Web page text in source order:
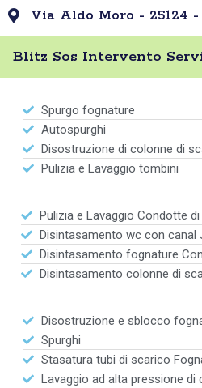
Via Aldo Moro - 25124
Blitz Sos Intervento
Spurgo fognature
Autospurghi
Disostruzione di colonne di
Pulizia e Lavaggio tombini
Pulizia e Lavaggio Condotte
Disintasamento wc con canal
Disintasamento fognature
Disintasamento colonne di
Disostruzione e sblocco
Spurghi
Stasatura tubi di scarico
Lavaggio ad alta pressione